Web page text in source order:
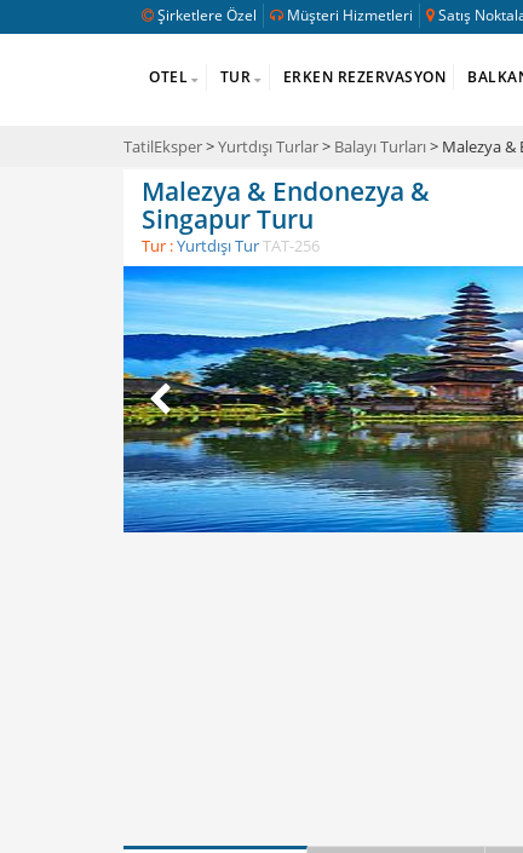
Şirketlere Özel Müşteri Hizmetleri Satış
OTEL TUR ERKEN REZERVASYON
TatilEksper>Yurtdışı Turlar> Balayı Turları> Malezya &
Malezya & Endonezya &
Singapur Turu
Tur :Yurtdışı TurTAT-256